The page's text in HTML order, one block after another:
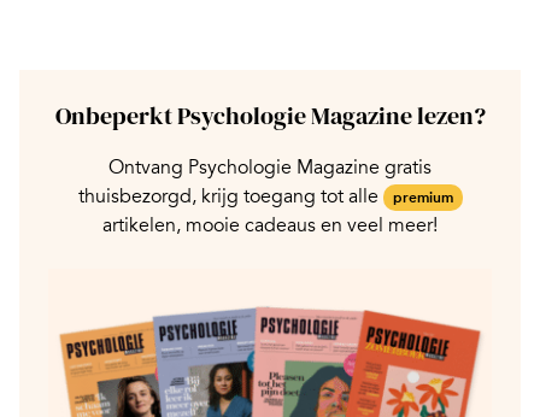
Onbeperkt Psychologie Magazine lezen?
Ontvang Psychologie Magazine gratis
thuisbezorgd, krijg toegang tot alle
premium
artikelen, mooie cadeaus en veel meer!